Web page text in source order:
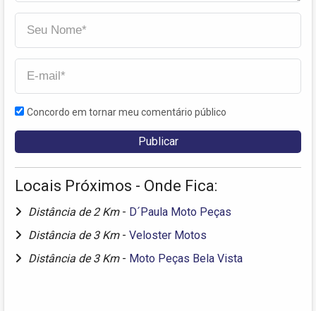
Concordo em tornar meu comentário público
Locais Próximos - Onde Fica:
Distância de 2 Km - D´Paula Moto Peças
Distância de 3 Km - Veloster Motos
Distância de 3 Km - Moto Peças Bela Vista